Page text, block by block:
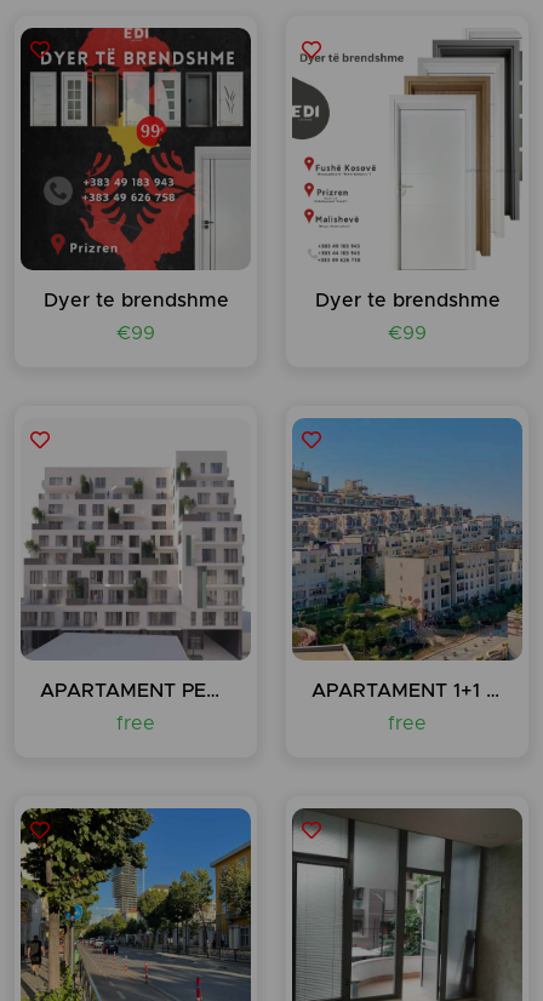
Dyer te brendshme
€99
Dyer te brendshme
€99
APARTAMENT PER SHITJE, SHKOLLA E KUQE TIRANE
free
APARTAMENT 1+1 REZIDENCA KODRA E DIELLIT
free